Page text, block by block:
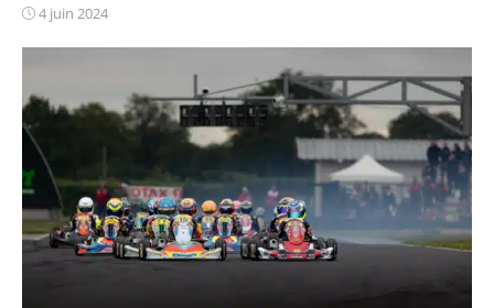
Posted
4 juin 2024